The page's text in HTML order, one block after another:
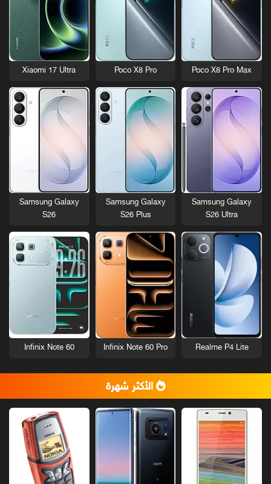
Poco X8 Pro Max
Poco X8 Pro
Xiaomi 17 Ultra
Samsung Galaxy
S26 Ultra
Samsung Galaxy
S26 Plus
Samsung Galaxy
S26
Realme P4 Lite
Infinix Note 60 Pro
Infinix Note 60
الأكثر شهرة